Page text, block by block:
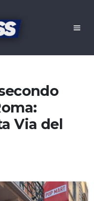
Via del